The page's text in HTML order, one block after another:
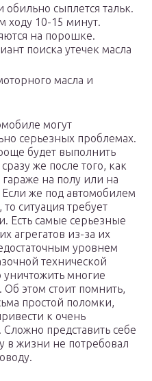
сыплется тальк.
ходу 10-15 минут.
на порошке.
поиска утечек масла
масла и
могут
серьезных проблемах.
будет выполнить
же после того, как
на полу или на
же под автомобилем
ситуация требует
Есть самые серьезные
агрегатов из-за их
уровнем
технической
многие
этом стоит помнить,
простой поломки,
к очень
представить себе
в жизни не потребовал